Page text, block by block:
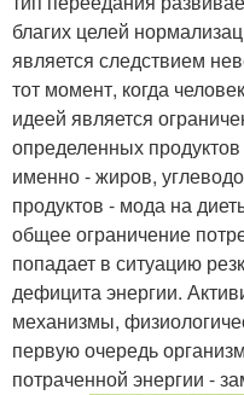
благих целей
является следствием
тот момент, когда
идеей является
определенных
именно - жиров,
продуктов - мода на
общее ограничение
попадает в ситуацию
дефицита энергии.
механизмы,
первую очередь
потраченной энергии -